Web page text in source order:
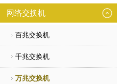
网络交换机
百兆交换机
千兆交换机
万兆交换机